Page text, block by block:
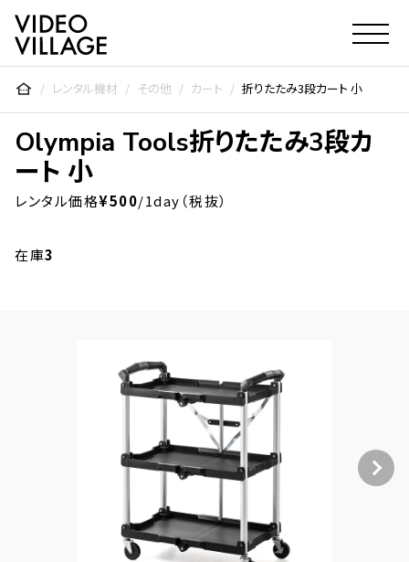
Video Village Inc.
レンタル機材 その他 カート 折りたたみ3段カート 小
Olympia Tools折りたたみ3段カ
ート 小
レンタル価格¥500/1day（税抜）
在庫3